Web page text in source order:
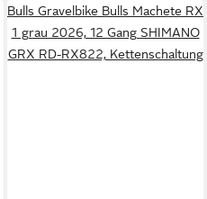
Bulls Gravelbike Bulls Machete RX
1 grau 2026, 12 Gang SHIMANO
GRX RD-RX822, Kettenschaltung